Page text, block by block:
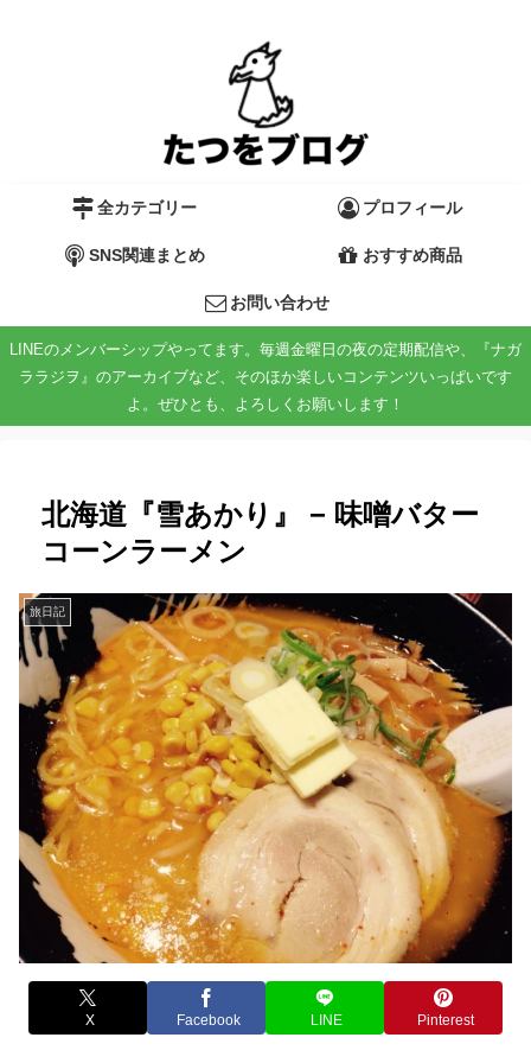
全カテゴリー プロフィール
SNS関連まとめ おすすめ商品
お問い合わせ
LINEのメンバーシップやってます。毎週金曜日の夜の定期配信や、『ナガ
ララジヲ』のアーカイブなど、そのほか楽しいコンテンツいっぱいです
よ。ぜひとも、よろしくお願いします！
北海道『雪あかり』 − 味噌バター
コーンラーメン
旅日記
X Facebook LINE Pinterest